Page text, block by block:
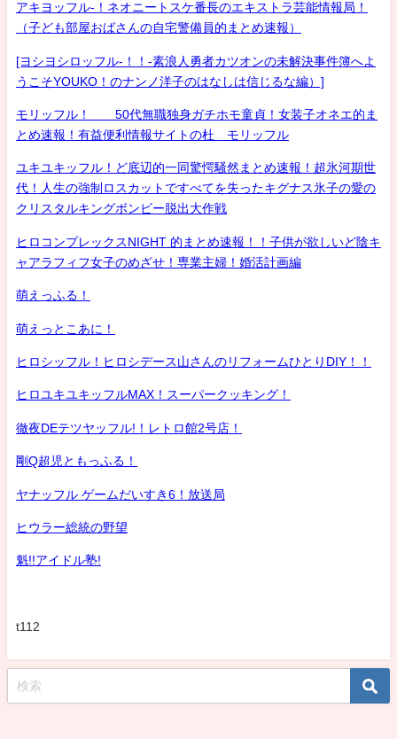
アキヨッフル-！ネオニートスケ番長のエキストラ芸能情報局！
（子ども部屋おばさんの自宅警備員的まとめ速報）
[ヨシヨシロッフル-！！-素浪人勇者カツオンの未解決事件簿へよ
うこそYOUKO！のナンノ洋子のはなしは信じるな編）]
モリッフル！ 50代無職独身ガチホモ童貞！女装子オネエ的ま
とめ速報！有益便利情報サイトの杜 モリッフル
ユキユキッフル！ど底辺的一同驚愕騒然まとめ速報！超氷河期世
代！人生の強制ロスカットですべてを失ったキグナス氷子の愛の
クリスタルキングボンビー脱出大作戦
ヒロコンプレックスNIGHT 的まとめ速報！！子供が欲しいど陰キ
ャアラフィフ女子のめざせ！専業主婦！婚活計画編
萌えっふる！
萌えっとこあに！
ヒロシッフル！ヒロシデース山さんのリフォームひとりDIY！！
ヒロユキユキッフルMAX！スーパークッキング！
徹夜DEテツヤッフル!！レトロ館2号店！
剛Q超児ともっふる！
ヤナッフル ゲームだいすき6！放送局
ヒウラー総統の野望
魁!!アイドル塾!
t112